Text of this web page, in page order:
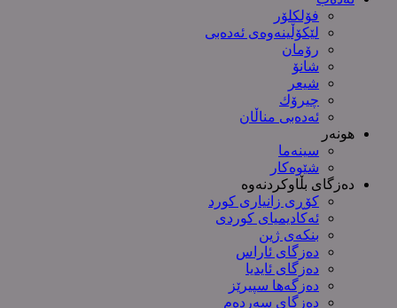
فۆلکلۆر
لێکۆڵینەوەی ئەدەبی
رۆمان
شانۆ
شیعر
چیرۆك
ئەدەبی مناڵان
هونەر
سینەما
شێوەکار
دەزگای بڵاوکردنەوە
کۆڕی زانیاری کورد
ئەکادیمیای کوردی
بنکەی ژین
دەزگای ئاراس
دەزگای ئایدیا
دەزگەها سپیرێز
دەزگای سەردەم